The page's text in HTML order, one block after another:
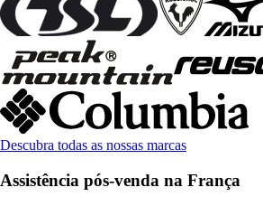
Descubra todas as nossas marcas
Assistência pós-venda na França